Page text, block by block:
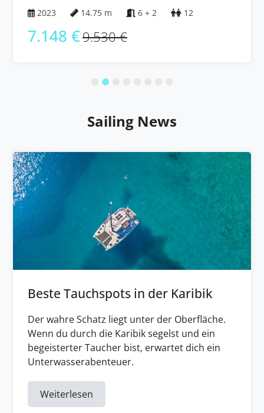
2023 14.75 m 6 + 2 12
7.148 €9.530 €
Sailing News
Beste Tauchspots in der Karibik
Der wahre Schatz liegt unter der Oberfläche.
Wenn du durch die Karibik segelst und ein
begeisterter Taucher bist, erwartet dich ein
Unterwasserabenteuer.
Weiterlesen